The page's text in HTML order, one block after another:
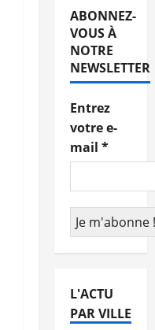
ABONNEZ-
VOUS À
NOTRE
NEWSLETTER
Entrez
votre e-
mail *
L'ACTU
PAR VILLE